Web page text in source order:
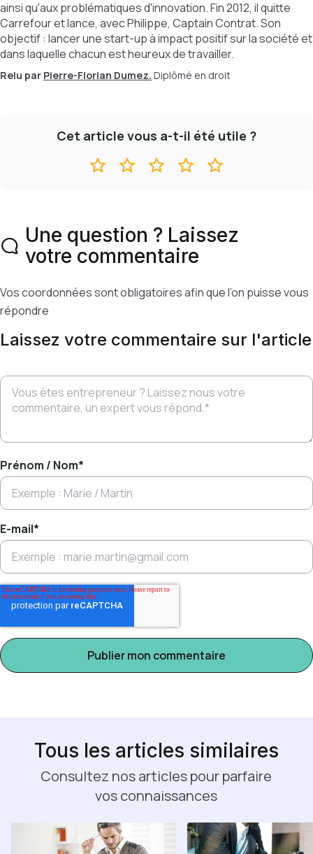
ainsi qu'aux problématiques d'innovation. Fin 2012, il quitte
Carrefour et lance, avec Philippe, Captain Contrat. Son
objectif : lancer une start-up à impact positif sur la société et
dans laquelle chacun est heureux de travailler.
Relu par Pierre-Florian Dumez. Diplômé en droit
Cet article vous a-t-il été utile ?
Une question ? Laissez
votre commentaire
Vos coordonnées sont obligatoires afin que l’on puisse vous
répondre
Laissez votre commentaire sur l'article
Prénom / Nom*
E-mail*
Tous les articles similaires
Consultez nos articles pour parfaire
vos connaissances